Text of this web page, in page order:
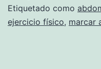
Etiquetado como
ejercicio físico, marcar